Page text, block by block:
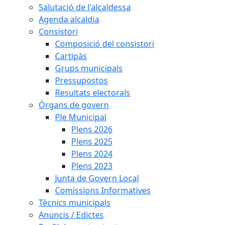
Salutació de l'alcaldessa
Agenda alcaldia
Consistori
Composició del consistori
Cartipàs
Grups municipals
Pressupostos
Resultats electorals
Òrgans de govern
Ple Municipal
Plens 2026
Plens 2025
Plens 2024
Plens 2023
Junta de Govern Local
Comissions Informatives
Tècnics municipals
Anuncis / Edictes